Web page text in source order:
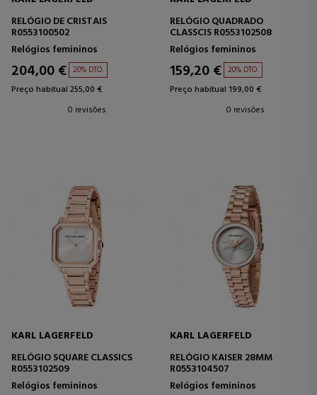
RELÓGIO DE CRISTAIS
R0553100502
Relógios femininos
204,00 € 20% DTO.
Preço habitual 255,00 €
0 revisões
RELÓGIO QUADRADO
CLASSCIS R0553102508
Relógios femininos
159,20 € 20% DTO.
Preço habitual 199,00 €
0 revisões
KARL LAGERFELD
RELÓGIO SQUARE CLASSICS
R0553102509
Relógios femininos
KARL LAGERFELD
RELÓGIO KAISER 28MM
R0553104507
Relógios femininos